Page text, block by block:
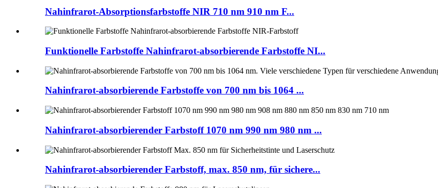
Nahinfrarot-Absorptionsfarbstoffe NIR 710 nm 910 nm F...
Funktionelle Farbstoffe Nahinfrarot-absorbierende Farbstoffe NI...
Nahinfrarot-absorbierende Farbstoffe von 700 nm bis 1064 ...
Nahinfrarot-absorbierender Farbstoff 1070 nm 990 nm 980 nm ...
Nahinfrarot-absorbierender Farbstoff, max. 850 nm, für sichere...